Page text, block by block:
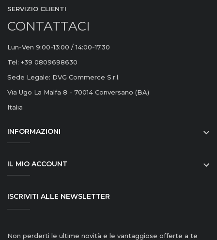
SERVIZIO CLIENTI
CONTATTACI
Lun-Ven 9:00-13:00 / 14:00-17.30
Tel: +39 0809698630
Sede Legale: DVG Commerce S.r.l.
Via Ugo La Malfa 8 - 70014 Conversano (BA)
Italia
INFORMAZIONI 
IL MIO ACCOUNT 
ISCRIVITI ALLE NEWSLETTER
Non perderti le ultime novità e le vantaggiose offerte a te